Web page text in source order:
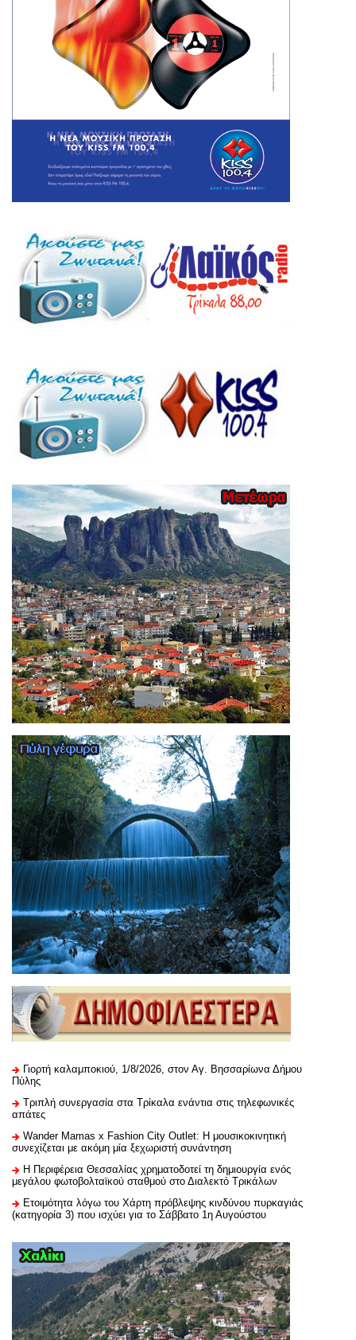
Γιορτή καλαμποκιού, 1/8/2026, στον Αγ. Βησσαρίωνα Δήμου
Πύλης
Τριπλή συνεργασία στα Τρίκαλα ενάντια στις τηλεφωνικές
απάτες
Wander Mamas x Fashion City Outlet: Η μουσικοκινητική
συνεχίζεται με ακόμη μία ξεχωριστή συνάντηση
H Περιφέρεια Θεσσαλίας χρηματοδοτεί τη δημιουργία ενός
μεγάλου φωτοβολταϊκού σταθμού στο Διαλεκτό Τρικάλων
Ετοιμότητα λόγω του Χάρτη πρόβλεψης κινδύνου πυρκαγιάς
(κατηγορία 3) που ισχύει για το Σάββατο 1η Αυγούστου